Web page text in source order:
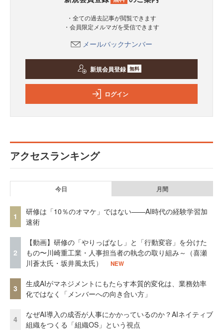
・全ての過去記事が閲覧できます
・会員限定メルマガを受信できます
メールバックナンバー
新規会員登録 無料
ログイン
アクセスランキング
今日 月間
1
研修は「10％のオマケ」ではない——AI時代の経験学習加
速術
2
【動画】研修の「やりっぱなし」と「行動変容」を分けた
もの〜川崎重工業・人事担当者の執念の取り組み～（喜瀬
川蒼太氏・坂井風太氏）
NEW
3
生成AIがマネジメントにもたらす本質的変化は、業務効率
化ではなく「メンバーへの向き合い方」
4
なぜAI導入の成否が人事にかかっているのか？AIネイティブ
組織をつくる「組織OS」という視点